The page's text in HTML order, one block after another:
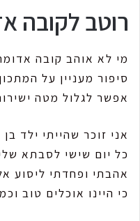
רוטב לקובה
מי לא אוהב קובה
סיפור מעניין על
אפשר לגלול מטה
כל יום שישי לסבתא
אהבתי ופחדתי ליסוע
כי היינו אוכלים טוב